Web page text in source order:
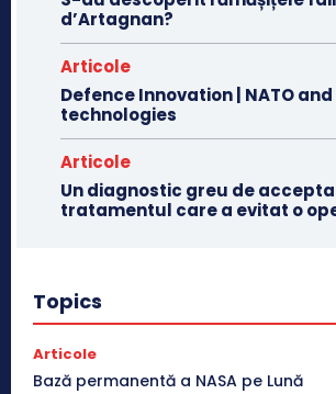
d’Artagnan?
Articole
Defence Innovation | NATO
technologies
Articole
Un diagnostic greu de
tratamentul care a evitat o
Topics
Articole
Bază permanentă a NASA pe Lună